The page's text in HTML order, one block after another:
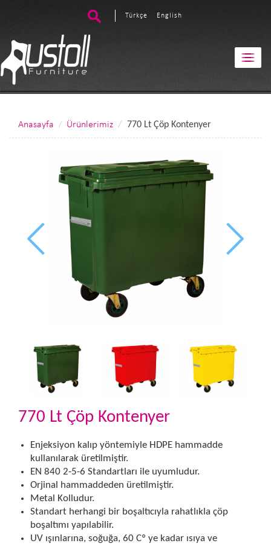
Türkçe English
Anasayfa Ürünlerimiz 770 Lt Çöp Kontenyer
770 Lt Çöp Kontenyer
Enjeksiyon kalıp yöntemiyle HDPE hammadde
kullanılarak üretilmiştir.
EN 840 2-5-6 Standartları ile uyumludur.
Orjinal hammaddeden üretilmiştir.
Metal Kolludur.
Standart herhangi bir boşaltıcıyla rahatlıkla çöp
boşaltımı yapılabilir.
UV ışınlarına, soğuğa, 60 Cº ye kadar ısıya ve